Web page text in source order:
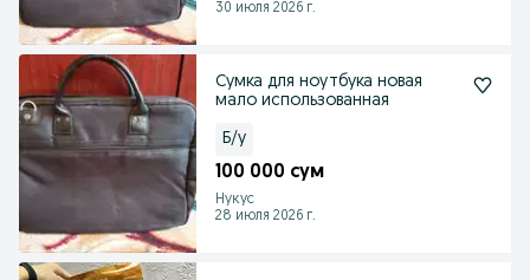
30 июля 2026 г.
Сумка для ноутбука новая
мало использованная
Б/у
100 000 сум
Нукус
28 июля 2026 г.